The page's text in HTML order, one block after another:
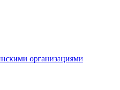
организациями